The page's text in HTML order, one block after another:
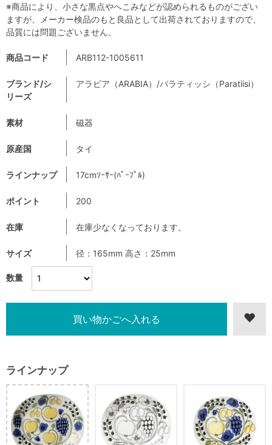
数量
商品コード ARB112-1005611
ブランド/シ
リーズ
アラビア（ARABIA）/パラティッシ（Paratiisi）
素材 磁器
原産国 タイ
ラインナップ 17cmｿｰｻｰ(ﾊﾟｰﾌﾟﾙ)
ポイント 200
在庫 在庫少なくなっております。
サイズ 径：165mm 高さ：25mm
ラインナップ
※商品により、小さな黒点やへこみなどが認められるものがござい
ますが、メーカー検品のもと良品として出荷されておりますので、
品質には問題ございません。